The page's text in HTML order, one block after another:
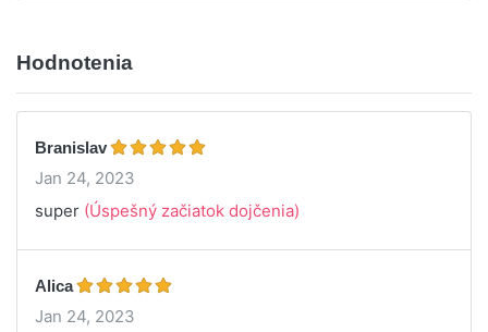
Hodnotenia
Branislav
Jan 24, 2023
super (Úspešný začiatok dojčenia)
Alica
Jan 24, 2023